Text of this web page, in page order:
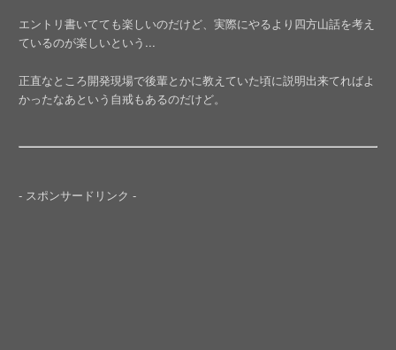
エントリ書いてても楽しいのだけど、実際にやるより四方山話を考え
ているのが楽しいという...
正直なところ開発現場で後輩とかに教えていた頃に説明出来てればよ
かったなあという自戒もあるのだけど。
- スポンサードリンク -